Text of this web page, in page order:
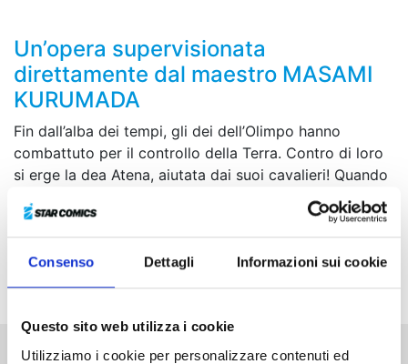
Consenso Dettagli Informazioni sui cookie
Questo sito web utilizza i cookie
Utilizziamo i cookie per personalizzare contenuti ed
Un’opera supervisionata
direttamente dal maestro MASAMI
KURUMADA
Fin dall’alba dei tempi, gli dei dell’Olimpo hanno
combattuto per il controllo della Terra. Contro di loro
si erge la dea Atena, aiutata dai suoi cavalieri! Quando
un nuovo avversario entra in scena, il futuro stesso dei
Cavalieri è in pericolo.
COLLECTOR EDITION con grande formato! Contiene